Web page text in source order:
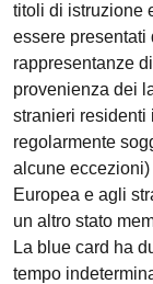
titoli di istruzione
essere presentati
rappresentanze
provenienza dei
stranieri residenti
regolarmente
alcune eccezioni)
Europea e agli
un altro stato
La blue card ha
tempo